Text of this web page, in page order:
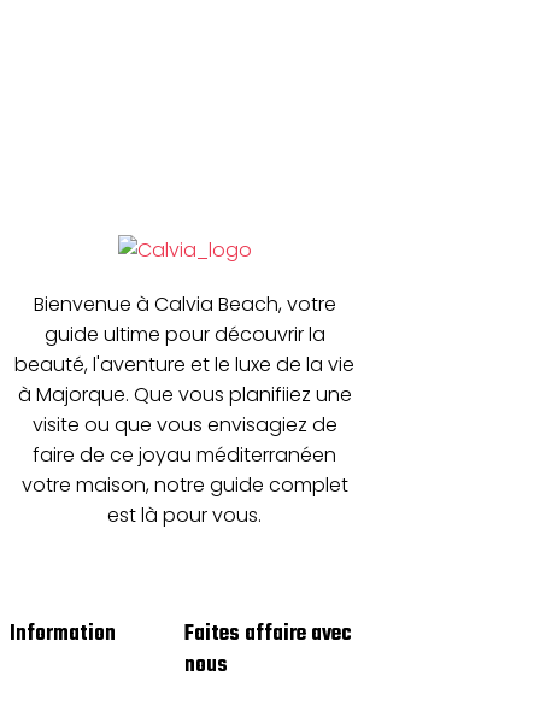
Bienvenue à Calvia Beach, votre
guide ultime pour découvrir la
beauté, l'aventure et le luxe de la vie
à Majorque. Que vous planifiiez une
visite ou que vous envisagiez de
faire de ce joyau méditerranéen
votre maison, notre guide complet
est là pour vous.
Information
Faites affaire avec
nous